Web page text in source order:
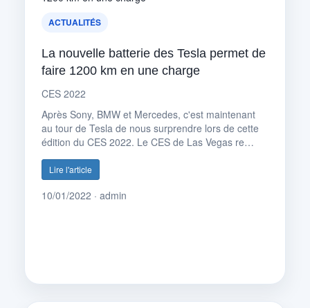
ACTUALITÉS
La nouvelle batterie des Tesla permet de
faire 1200 km en une charge
CES 2022
Après Sony, BMW et Mercedes, c'est maintenant
au tour de Tesla de nous surprendre lors de cette
édition du CES 2022. Le CES de Las Vegas re…
Lire l'article
10/01/2022 · admin